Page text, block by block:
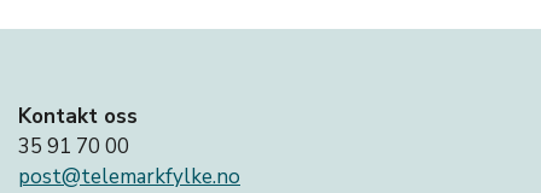
Kontakt oss
35 91 70 00
post@telemarkfylke.no